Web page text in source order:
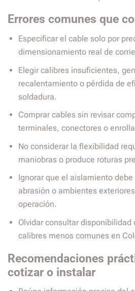
Errores comunes que
Especificar el cable solo por
dimensionamiento real de
Elegir calibres insuficientes,
recalentamiento o pérdida de
soldadura.
Comprar cables sin revisar
terminales, conectores o
No considerar la flexibilidad
maniobras o produce roturas
Ignorar que el aislamiento
abrasión o ambientes
operación.
Olvidar consultar disponibilidad
calibres menos comunes en
Recomendaciones
cotizar o instalar